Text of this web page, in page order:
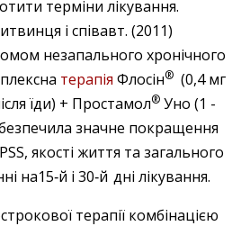
терміни лікування.
і співавт. (2011)
незапального хронічного
терапія ­Флосін® (0,4 мг
їди) + Простамол® Уно (1 ­
значне покращення
якості життя та загального
на15‑й і 30‑й дні лікування.
терапії комбінацією